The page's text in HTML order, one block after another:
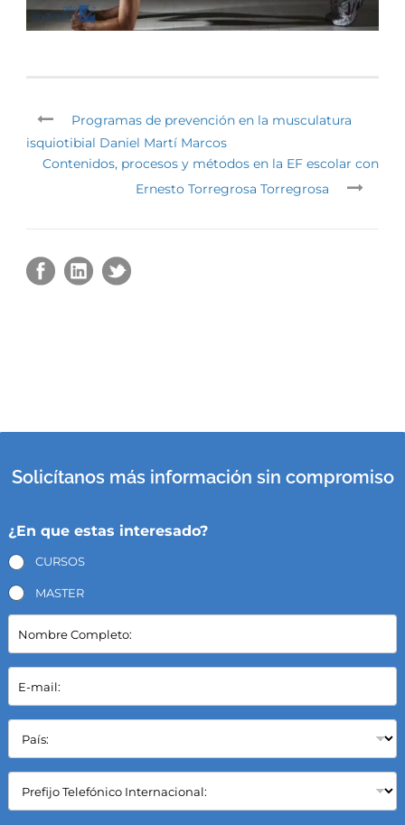
Programas de prevención en la musculatura
isquiotibial Daniel Martí Marcos
Contenidos, procesos y métodos en la EF escolar con
Ernesto Torregrosa Torregrosa
Solicítanos más información sin compromiso
¿En que estas interesado?
CURSOS
MASTER
N
m
b
e
C
m
p
e
E
m
a
l
*
P
í
s
*
C
m